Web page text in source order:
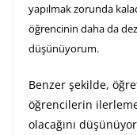
yapılmak zorunda
öğrencinin daha da
düşünüyorum.
Benzer şekilde,
öğrencilerin ilerleme
olacağını